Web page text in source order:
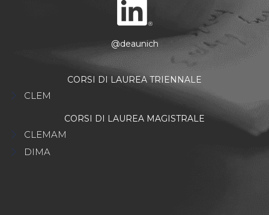
@deaunich
CORSI DI LAUREA TRIENNALE
CLEM
CORSI DI LAUREA MAGISTRALE
CLEMAM
DIMA